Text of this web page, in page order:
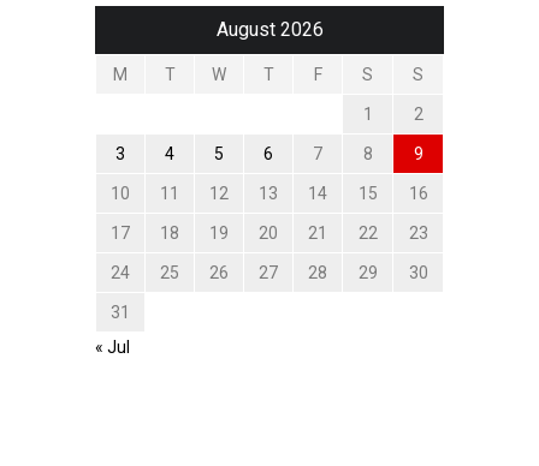
August 2026
M T W T F S S
1 2
3 4 5 6 7 8 9
10 11 12 13 14 15 16
17 18 19 20 21 22 23
24 25 26 27 28 29 30
31
« Jul